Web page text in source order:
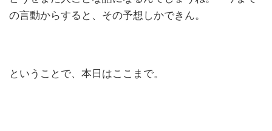
の言動からすると、その予想しかできん。
ということで、本日はここまで。